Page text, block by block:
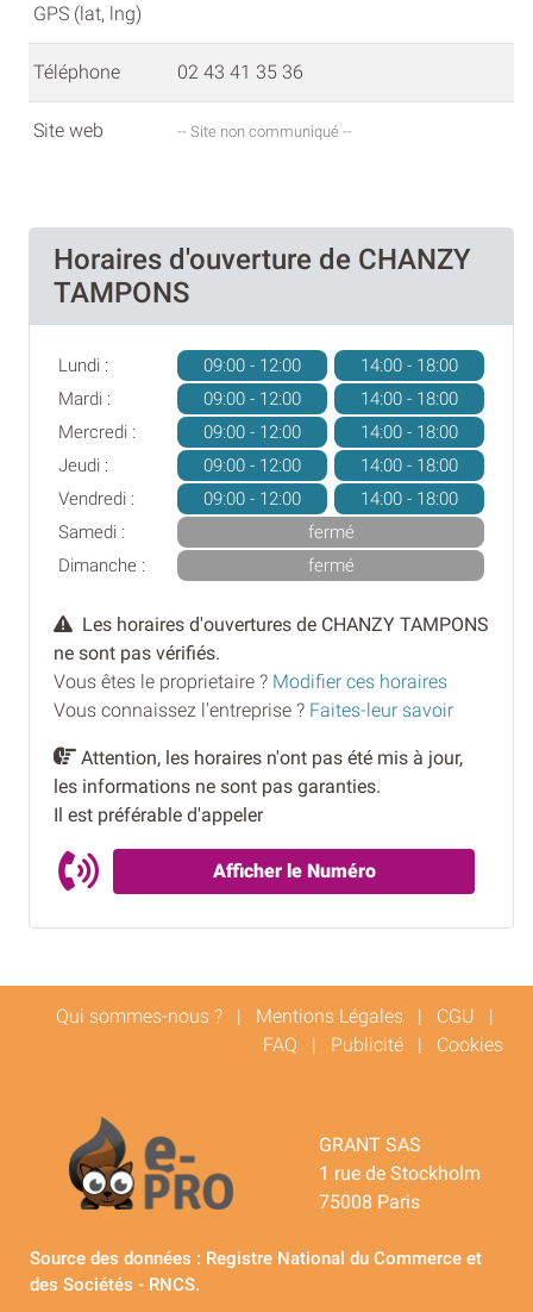
GPS (lat, lng)
Téléphone 02 43 41 35 36
Site web -- Site non communiqué --
Horaires d'ouverture de CHANZY
TAMPONS
Lundi : 09:00 - 12:00
14:00 - 18:00
Mardi :
09:00 - 12:00
14:00 - 18:00
Mercredi :
09:00 - 12:00
14:00 - 18:00
Jeudi :
09:00 - 12:00
14:00 - 18:00
Vendredi :
09:00 - 12:00
14:00 - 18:00
Samedi :
fermé
Dimanche :
fermé
Les horaires d'ouvertures de CHANZY TAMPONS
ne sont pas vérifiés.
Vous êtes le proprietaire ? Modifier ces horaires
Vous connaissez l'entreprise ? Faites-leur savoir
Attention, les horaires n'ont pas été mis à jour,
les informations ne sont pas garanties.
Il est préférable d'appeler
Afficher le Numéro
Qui sommes-nous ? | Mentions Légales | CGU |
FAQ | Publicité | Cookies
GRANT SAS
1 rue de Stockholm
75008 Paris
Source des données : Registre National du Commerce et
des Sociétés - RNCS.